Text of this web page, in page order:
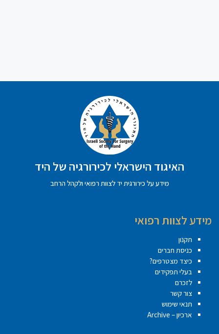
האיגוד הישראלי לכירורגיה של היד
מידע על כירורגית יד לצוות רפואי ולקהל הרחב
מידע לצוות רפואי
תקנון
כניסת חברים
כיצד מצטרפים?
בעלי תפקידים
לזכרם
צור קשר
תנאי שימוש
ארכיון – Archive